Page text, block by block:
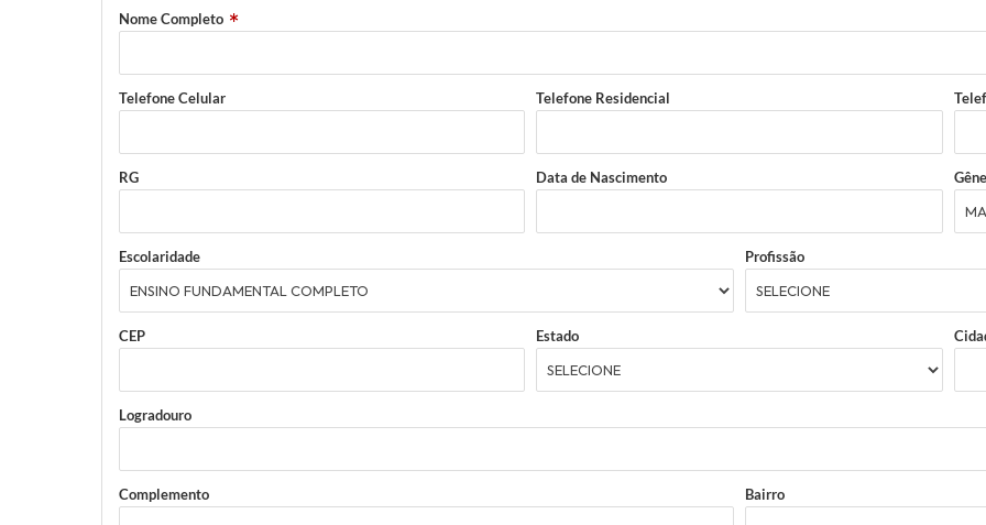
Nome Completo
Telefone Celular Telefone Residencial
RG Data de Nascimento
Escolaridade Profissão
CEP Estado
Logradouro
Complemento Bairro